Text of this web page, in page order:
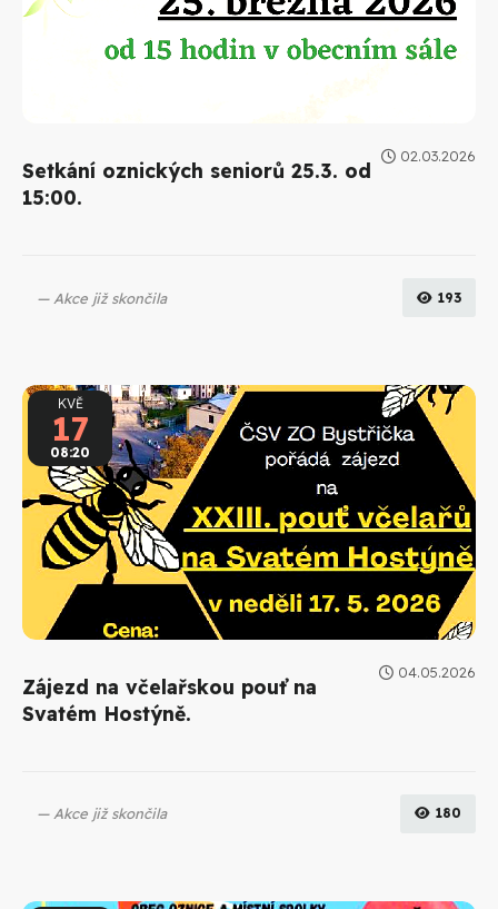
02.03.2026
Setkání oznických seniorů 25.3. od
15:00.
Akce již skončila 193
KVĚ
17
08:20
04.05.2026
Zájezd na včelařskou pouť na
Svatém Hostýně.
Akce již skončila 180